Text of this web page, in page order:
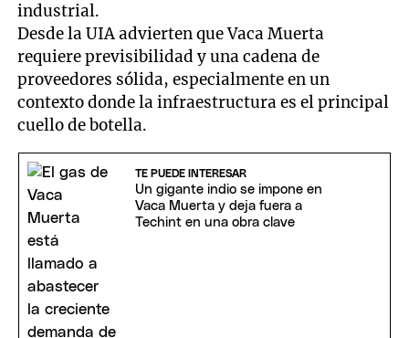
industrial.
Desde la UIA advierten que Vaca Muerta
requiere previsibilidad y una cadena de
proveedores sólida, especialmente en un
contexto donde la infraestructura es el principal
cuello de botella.
TE PUEDE INTERESAR
Un gigante indio se impone en
Vaca Muerta y deja fuera a
Techint en una obra clave